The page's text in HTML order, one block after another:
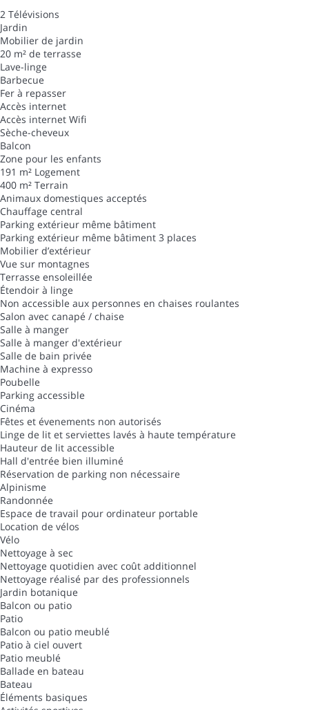
2 Télévisions
Jardin
Mobilier de jardin
20 m² de terrasse
Lave-linge
Barbecue
Fer à repasser
Accès internet
Accès internet Wifi
Sèche-cheveux
Balcon
Zone pour les enfants
191 m² Logement
400 m² Terrain
Animaux domestiques acceptés
Chauffage central
Parking extérieur même bâtiment
Parking extérieur même bâtiment 3 places
Mobilier d’extérieur
Vue sur montagnes
Terrasse ensoleillée
Étendoir à linge
Non accessible aux personnes en chaises roulantes
Salon avec canapé / chaise
Salle à manger
Salle à manger d'extérieur
Salle de bain privée
Machine à expresso
Poubelle
Parking accessible
Cinéma
Fêtes et évenements non autorisés
Linge de lit et serviettes lavés à haute température
Hauteur de lit accessible
Hall d'entrée bien illuminé
Réservation de parking non nécessaire
Alpinisme
Randonnée
Espace de travail pour ordinateur portable
Location de vélos
Vélo
Nettoyage à sec
Nettoyage quotidien avec coût additionnel
Nettoyage réalisé par des professionnels
Jardin botanique
Balcon ou patio
Patio
Balcon ou patio meublé
Patio à ciel ouvert
Patio meublé
Ballade en bateau
Bateau
Éléments basiques